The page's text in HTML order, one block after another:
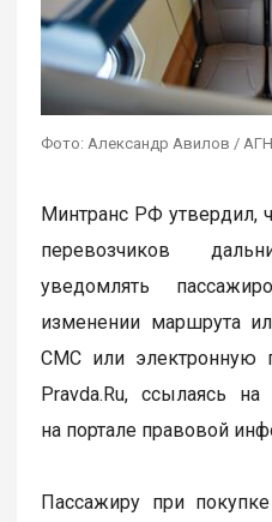
Фото: Александр Авилов /
Минтранс РФ утвердил,
перевозчиков
уведомлять
изменении маршрута
СМС или электронную
Pravda.Ru, ссылаясь
на портале правовой
Пассажиру при